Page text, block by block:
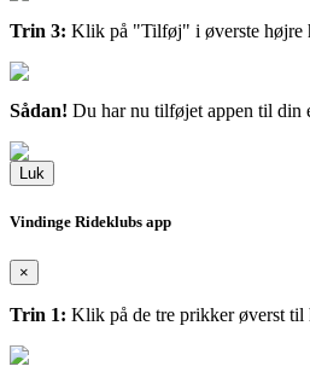
Trin 3: Klik på "Tilføj" i øverste højre
Sådan! Du har nu tilføjet appen til din
Luk
Vindinge Rideklubs app
×
Trin 1: Klik på de tre prikker øverst til